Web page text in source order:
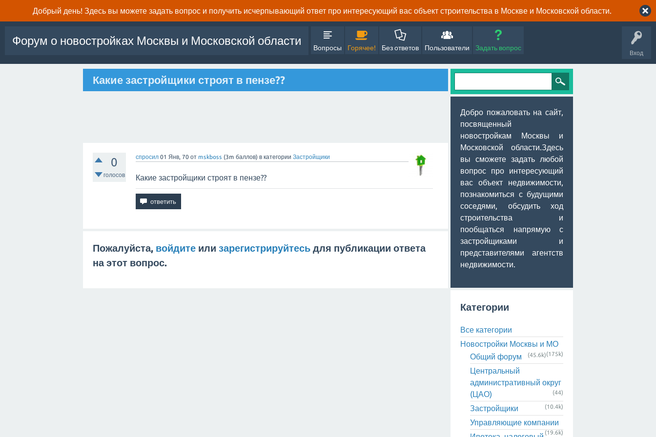
Добрый день! Здесь вы можете задать вопрос и получить исчерпывающий ответ про интересующий вас объект строительства в Москве и Московской области.
Вход
Форум о новостройках Москвы и Московской области
Вопросы Горячее! Без ответов Пользователи Задать вопрос
Какие застройщики строят в пензе??
0
голосов
спросил 01 Янв, 70 от mskboss (3m баллов) в категории Застройщики
Какие застройщики строят в пензе??
Пожалуйста, войдите или зарегистрируйтесь для публикации ответа
на этот вопрос.
Добро пожаловать на сайт,
посвященный
новостройкам Москвы и
Московской области.Здесь
вы сможете задать любой
вопрос про интересующий
вас объект недвижимости,
познакомиться с будущими
соседями, обсудить ход
строительства и
пообщаться напрямую с
застройщиками и
представителями агентств
недвижимости.
Категории
Все категории
Новостройки Москвы и МО
(175k)
Общий форум (45.6k)
Центральный
административный округ
(ЦАО)
(44)
Застройщики (10.4k)
Управляющие компании
(19.6k)